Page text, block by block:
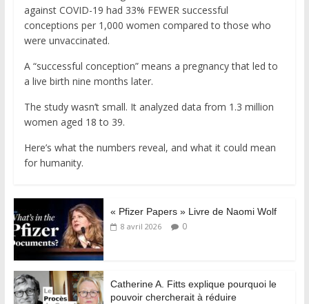
against COVID-19 had 33% FEWER successful
conceptions per 1,000 women compared to those who
were unvaccinated.
A “successful conception” means a pregnancy that led to
a live birth nine months later.
The study wasn’t small. It analyzed data from 1.3 million
women aged 18 to 39.
Here’s what the numbers reveal, and what it could mean
for humanity.
« Pfizer Papers » Livre de Naomi Wolf
8 avril 2026 0
Catherine A. Fitts explique pourquoi le
pouvoir chercherait à réduire